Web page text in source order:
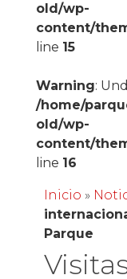
old/wp-
content/
line 15
Warning:
/home/
old/wp-
content/
line 16
Inicio »
Parque